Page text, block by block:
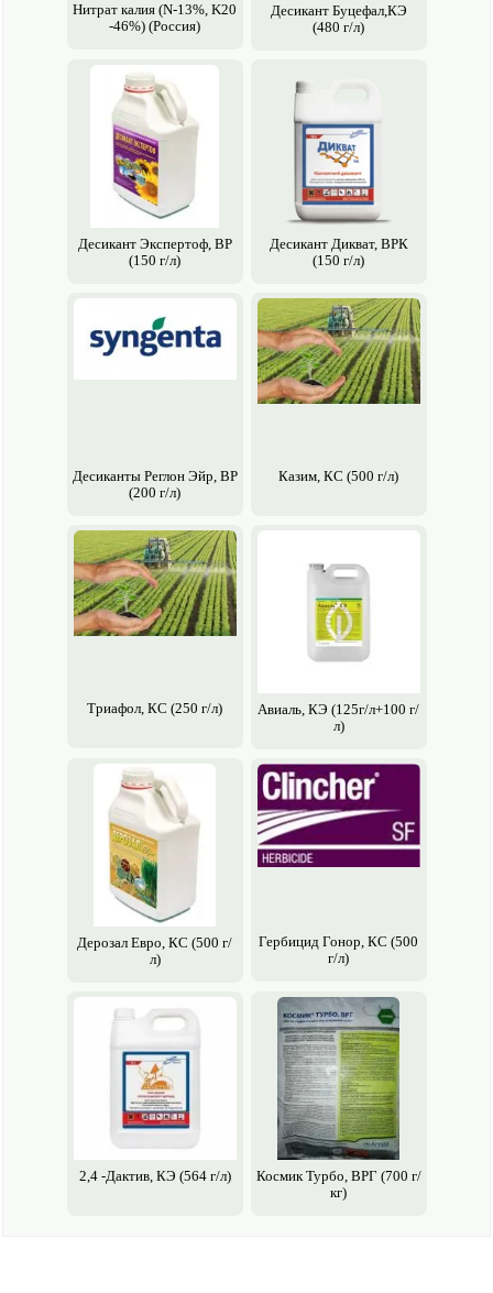
Нитрат калия (N-13%, K20
-46%) (Россия)
Десикант Буцефал,КЭ
(480 г/л)
Десикант Экспертоф, ВР
(150 г/л)
Десикант Дикват, ВРК
(150 г/л)
Десиканты Реглон Эйр, ВР
(200 г/л)
Казим, КС (500 г/л)
Триафол, КС (250 г/л)
Авиаль, КЭ (125г/л+100 г/
л)
Дерозал Евро, КС (500 г/
л)
Гербицид Гонор, КС (500
г/л)
2,4 -Дактив, КЭ (564 г/л)
Космик Турбо, ВРГ (700 г/
кг)